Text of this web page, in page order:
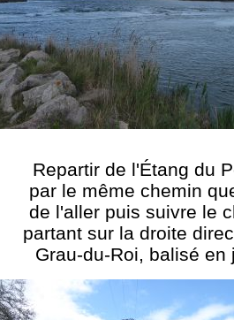
Repartir de l'Étang du
par le même chemin
de l'aller puis suivre le
partant sur la droite
Grau-du-Roi, balisé en